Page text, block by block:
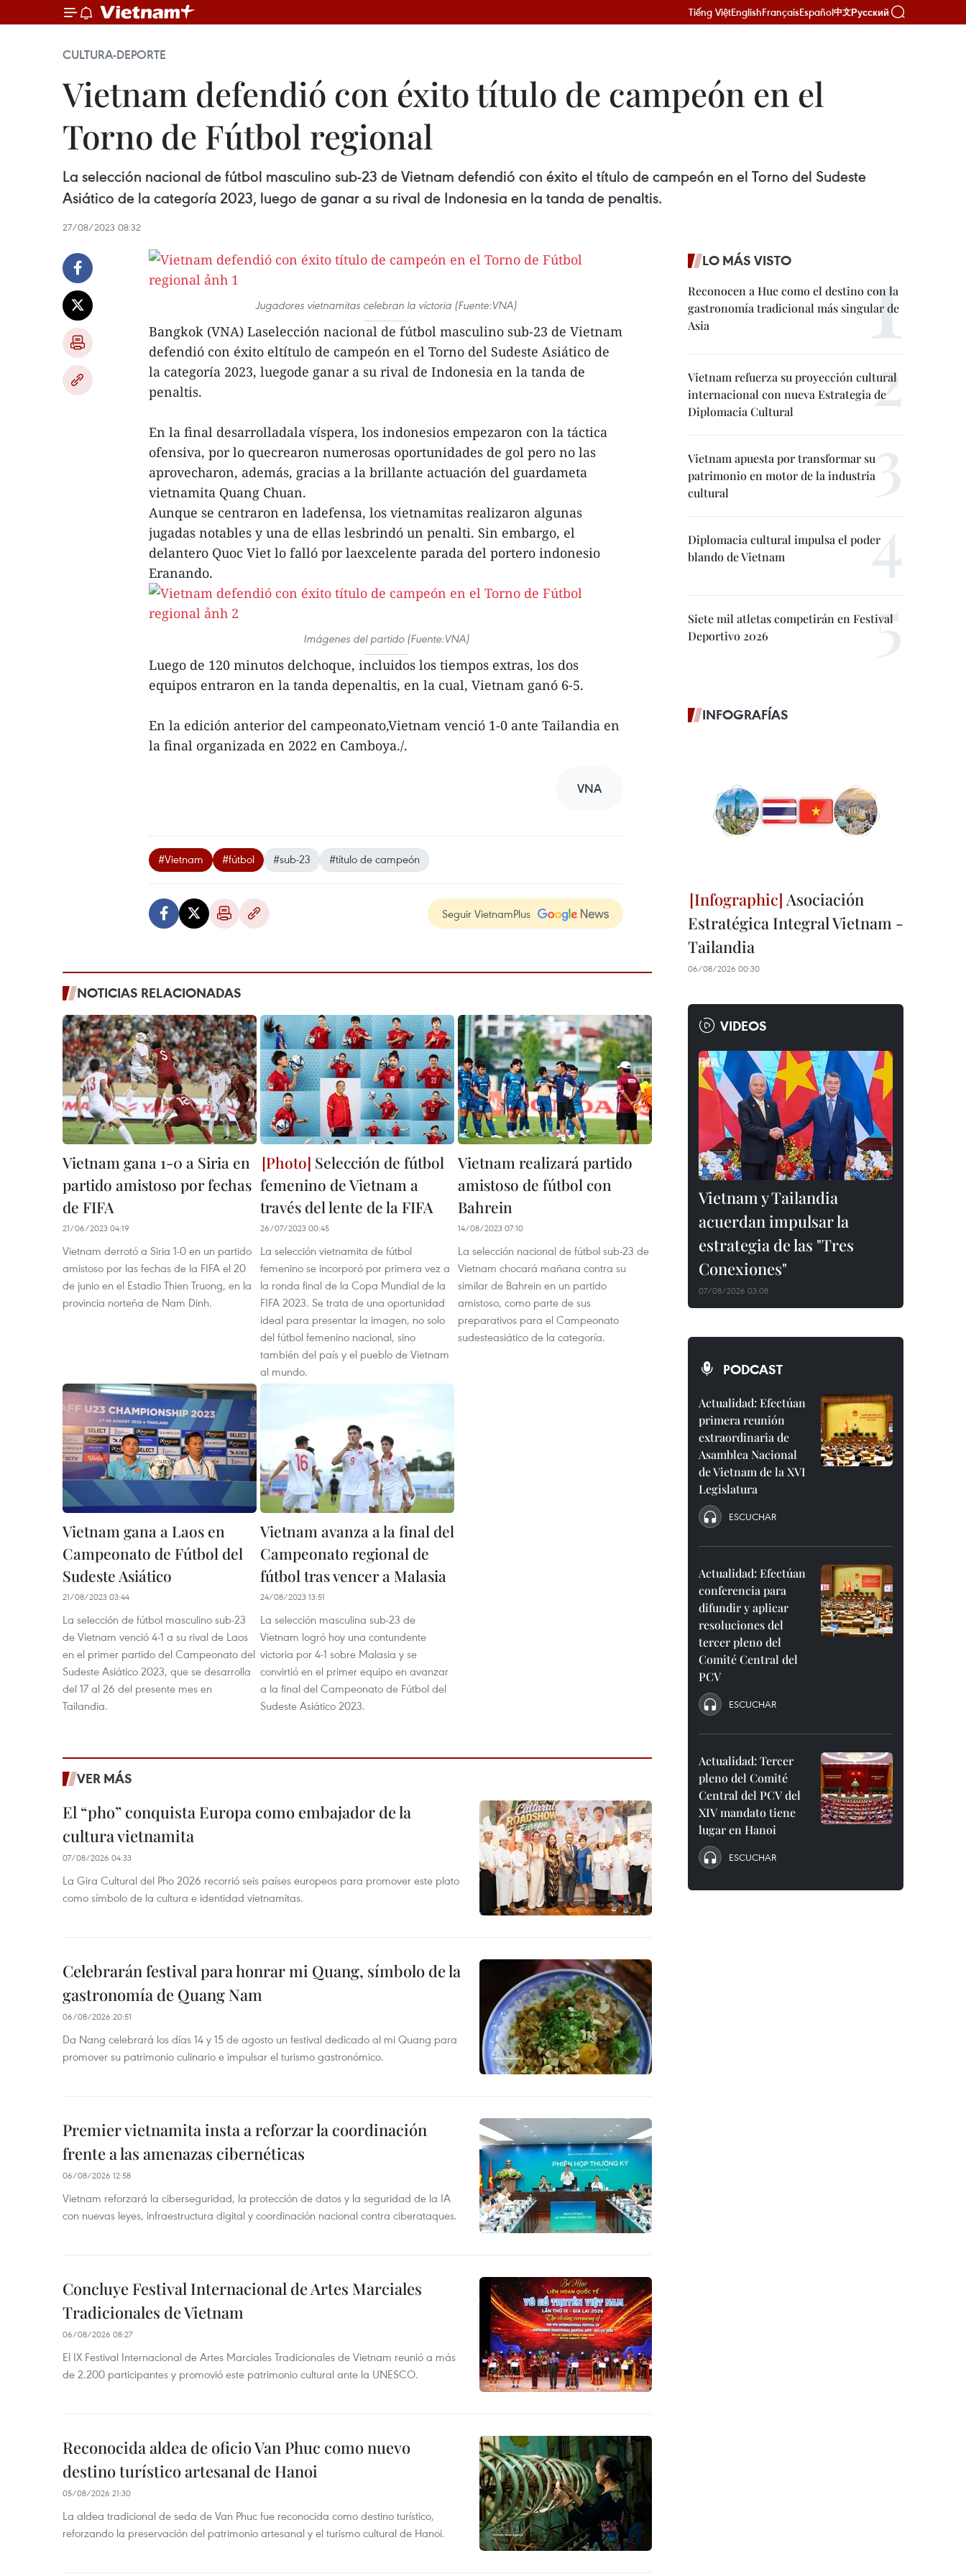
Tiếng ViệtEnglishFrançaisEspañol中文Русский
CULTURA-DEPORTE
Vietnam defendió con éxito título de campeón en el
Torno de Fútbol regional
La selección nacional de fútbol masculino sub-23 de Vietnam defendió con éxito el título de campeón en el Torno del Sudeste
Asiático de la categoría 2023, luego de ganar a su rival de Indonesia en la tanda de penaltis.
27/08/2023 08:32
Jugadores vietnamitas celebran la víctoria (Fuente:VNA)
Bangkok (VNA) Laselección nacional de fútbol masculino sub-23 de Vietnam
defendió con éxito eltítulo de campeón en el Torno del Sudeste Asiático de
la categoría 2023, luegode ganar a su rival de Indonesia en la tanda de
penaltis.
En la final desarrolladala víspera, los indonesios empezaron con la táctica
ofensiva, por lo quecrearon numerosas oportunidades de gol pero no las
aprovecharon, además, gracias a la brillante actuación del guardameta
vietnamita Quang Chuan.
Aunque se centraron en ladefensa, los vietnamitas realizaron algunas
jugadas notables y una de ellas lesbrindó un penalti. Sin embargo, el
delantero Quoc Viet lo falló por laexcelente parada del portero indonesio
Eranando.
Imágenes del partido (Fuente:VNA)
Luego de 120 minutos delchoque, incluidos los tiempos extras, los dos
equipos entraron en la tanda depenaltis, en la cual, Vietnam ganó 6-5.
En la edición anterior del campeonato,Vietnam venció 1-0 ante Tailandia en
la final organizada en 2022 en Camboya./.
VNA
#Vietnam #fútbol #sub-23 #título de campeón
Seguir VietnamPlus
NOTICIAS RELACIONADAS
Vietnam gana 1-0 a Siria en
partido amistoso por fechas
de FIFA
21/06/2023 04:19
Vietnam derrotó a Siria 1-0 en un partido
amistoso por las fechas de la FIFA el 20
de junio en el Estadio Thien Truong, en la
provincia norteña de Nam Dinh.
Selección de fútbol
femenino de Vietnam a
través del lente de la FIFA
26/07/2023 00:45
La selección vietnamita de fútbol
femenino se incorporó por primera vez a
la ronda final de la Copa Mundial de la
FIFA 2023. Se trata de una oportunidad
ideal para presentar la imagen, no solo
del fútbol femenino nacional, sino
también del país y el pueblo de Vietnam
al mundo.
Vietnam realizará partido
amistoso de fútbol con
Bahrein
14/08/2023 07:10
La selección nacional de fútbol sub-23 de
Vietnam chocará mañana contra su
similar de Bahrein en un partido
amistoso, como parte de sus
preparativos para el Campeonato
sudesteasiático de la categoría.
Vietnam gana a Laos en
Campeonato de Fútbol del
Sudeste Asiático
21/08/2023 03:44
La selección de fútbol masculino sub-23
de Vietnam venció 4-1 a su rival de Laos
en el primer partido del Campeonato del
Sudeste Asiático 2023, que se desarrolla
del 17 al 26 del presente mes en
Tailandia.
Vietnam avanza a la final del
Campeonato regional de
fútbol tras vencer a Malasia
24/08/2023 13:51
La selección masculina sub-23 de
Vietnam logró hoy una contundente
victoria por 4-1 sobre Malasia y se
convirtió en el primer equipo en avanzar
a la final del Campeonato de Fútbol del
Sudeste Asiático 2023.
VER MÁS
El “pho” conquista Europa como embajador de la
cultura vietnamita
07/08/2026 04:33
La Gira Cultural del Pho 2026 recorrió seis países europeos para promover este plato
como símbolo de la cultura e identidad vietnamitas.
Celebrarán festival para honrar mi Quang, símbolo de la
gastronomía de Quang Nam
06/08/2026 20:51
Da Nang celebrará los días 14 y 15 de agosto un festival dedicado al mi Quang para
promover su patrimonio culinario e impulsar el turismo gastronómico.
Premier vietnamita insta a reforzar la coordinación
frente a las amenazas cibernéticas
06/08/2026 12:58
Vietnam reforzará la ciberseguridad, la protección de datos y la seguridad de la IA
con nuevas leyes, infraestructura digital y coordinación nacional contra ciberataques.
Concluye Festival Internacional de Artes Marciales
Tradicionales de Vietnam
06/08/2026 08:27
El IX Festival Internacional de Artes Marciales Tradicionales de Vietnam reunió a más
de 2.200 participantes y promovió este patrimonio cultural ante la UNESCO.
Reconocida aldea de oficio Van Phuc como nuevo
destino turístico artesanal de Hanoi
05/08/2026 21:30
La aldea tradicional de seda de Van Phuc fue reconocida como destino turístico,
reforzando la preservación del patrimonio artesanal y el turismo cultural de Hanoi.
LO MÁS VISTO
Reconocen a Hue como el destino con la
gastronomía tradicional más singular de
Asia
Vietnam refuerza su proyección cultural
internacional con nueva Estrategia de
Diplomacia Cultural
Vietnam apuesta por transformar su
patrimonio en motor de la industria
cultural
Diplomacia cultural impulsa el poder
blando de Vietnam
Siete mil atletas competirán en Festival
Deportivo 2026
INFOGRAFÍAS
Asociación
Estratégica Integral Vietnam -
Tailandia
06/08/2026 00:30
VIDEOS
Vietnam y Tailandia
acuerdan impulsar la
estrategia de las "Tres
Conexiones"
07/08/2026 03:08
PODCAST
Actualidad: Efectúan
primera reunión
extraordinaria de
Asamblea Nacional
de Vietnam de la XVI
Legislatura
ESCUCHAR
Actualidad: Efectúan
conferencia para
difundir y aplicar
resoluciones del
tercer pleno del
Comité Central del
PCV
ESCUCHAR
Actualidad: Tercer
pleno del Comité
Central del PCV del
XIV mandato tiene
lugar en Hanoi
ESCUCHAR